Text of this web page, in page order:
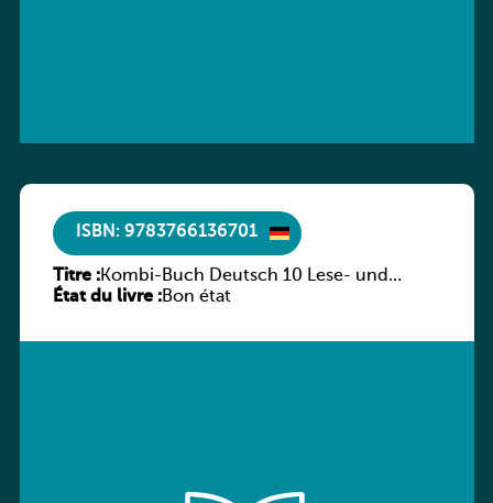
ISBN: 9783766136701
Titre :Kombi-Buch Deutsch 10 Lese- und
Sprachbuch
État du livre :Bon état